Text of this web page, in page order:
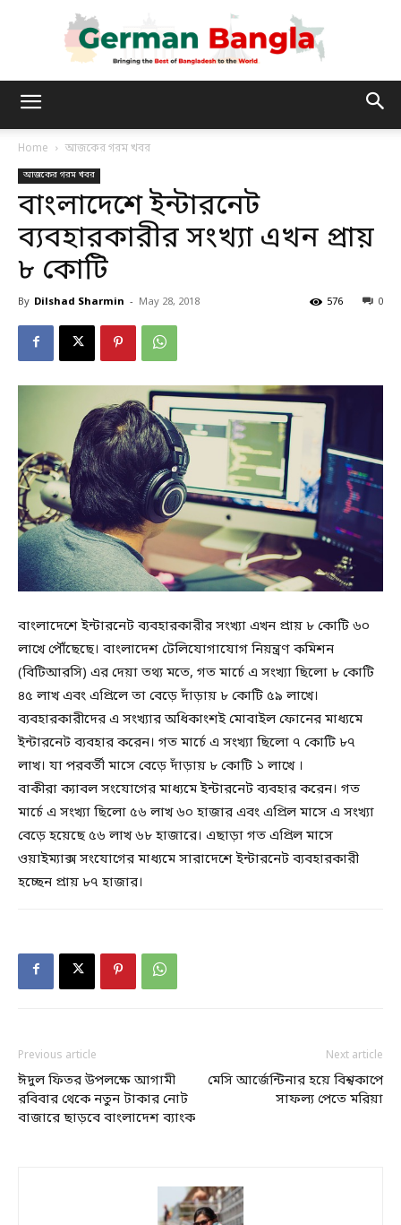
Bangla
Home আজকের গরম খবর
আজকের গরম খবর
বাংলাদেশে ইন্টারনেট
ব্যবহারকারীর সংখ্যা এখন প্রায়
৮ কোটি
By Dilshad Sharmin - May 28, 2018 0
576
বাংলাদেশে ইন্টারনেট ব্যবহারকারীর সংখ্যা এখন প্রায় ৮ কোটি ৬০
লাখে পৌঁছেছে। বাংলাদেশ টেলিযোগাযোগ নিয়ন্ত্রণ কমিশন
(বিটিআরসি) এর দেয়া তথ্য মতে, গত মার্চে এ সংখ্যা ছিলো ৮ কোটি
৪৫ লাখ এবং এপ্রিলে তা বেড়ে দাঁড়ায় ৮ কোটি ৫৯ লাখে।
ব্যবহারকারীদের এ সংখ্যার অধিকাংশই মোবাইল ফোনের মাধ্যমে
ইন্টারনেট ব্যবহার করেন। গত মার্চে এ সংখ্যা ছিলো ৭ কোটি ৮৭
লাখ। যা পরবর্তী মাসে বেড়ে দাঁড়ায় ৮ কোটি ১ লাখে ।
বাকীরা ক্যাবল সংযোগের মাধ্যমে ইন্টারনেট ব্যবহার করেন। গত
মার্চে এ সংখ্যা ছিলো ৫৬ লাখ ৬০ হাজার এবং এপ্রিল মাসে এ সংখ্যা
বেড়ে হয়েছে ৫৬ লাখ ৬৮ হাজারে। এছাড়া গত এপ্রিল মাসে
ওয়াইম্যাক্স সংযোগের মাধ্যমে সারাদেশে ইন্টারনেট ব্যবহারকারী
হচ্ছেন প্রায় ৮৭ হাজার।
Previous article
ঈদুল ফিতর উপলক্ষে আগামী
রবিবার থেকে নতুন টাকার নোট
বাজারে ছাড়বে বাংলাদেশ ব্যাংক
Next article
মেসি আর্জেন্টিনার হয়ে বিশ্বকাপে
সাফল্য পেতে মরিয়া